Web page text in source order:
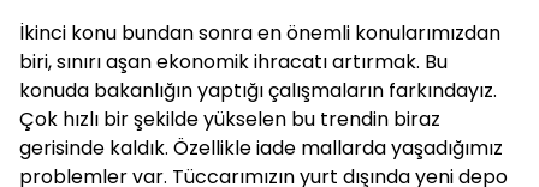
İkinci konu bundan sonra en önemli konularımızdan
biri, sınırı aşan ekonomik ihracatı artırmak. Bu
konuda bakanlığın yaptığı çalışmaların farkındayız.
Çok hızlı bir şekilde yükselen bu trendin biraz
gerisinde kaldık. Özellikle iade mallarda yaşadığımız
problemler var. Tüccarımızın yurt dışında yeni depo